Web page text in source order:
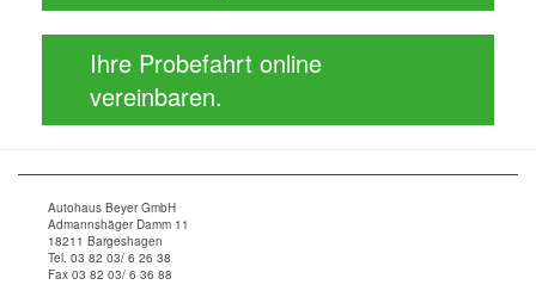
Ihre Probefahrt online
vereinbaren.
Autohaus Beyer GmbH
Admannshäger Damm 11
18211 Bargeshagen
Tel. 03 82 03/ 6 26 38
Fax 03 82 03/ 6 36 88